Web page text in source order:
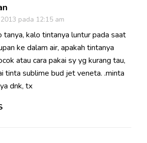
pada 12:15 am
tanya, kalo tintanya luntur pada saat
ke dalam air, apakah tintanya
atau cara pakai sy yg kurang tau,
tinta sublime bud jet veneta. .minta
dnk, tx